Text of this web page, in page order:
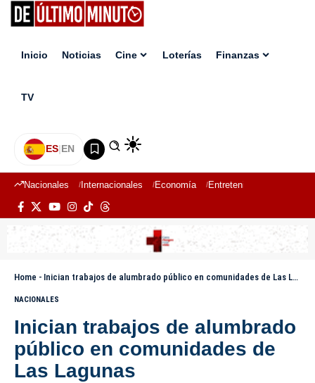
Inicio Noticias Cine Loterías Finanzas
TV
ES|EN
Nacionales Internacionales Economía Entretenimiento
Home - Inician trabajos de alumbrado público en comunidades de Las Lagunas
NACIONALES
Inician trabajos de alumbrado
público en comunidades de
Las Lagunas